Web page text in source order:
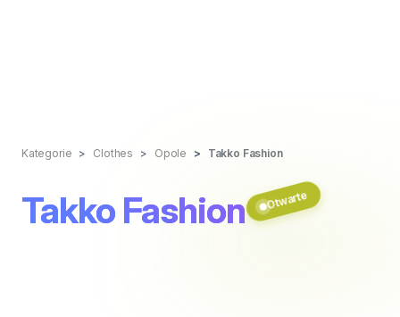
Kategorie Clothes Opole Takko Fashion
Takko Fashion Otwarte